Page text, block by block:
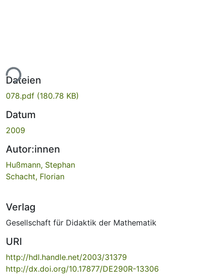
Dateien
078.pdf (180.78 KB)
Datum
2009
Autor:innen
Hußmann, Stephan
Schacht, Florian
Verlag
Gesellschaft für Didaktik der Mathematik
URI
http://hdl.handle.net/2003/31379
http://dx.doi.org/10.17877/DE290R-13306